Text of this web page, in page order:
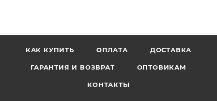
КАК КУПИТЬ ОПЛАТА ДОСТАВКА
ГАРАНТИЯ И ВОЗВРАТ ОПТОВИКАМ
КОНТАКТЫ